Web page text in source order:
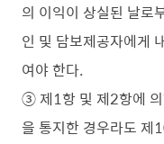
의 이익이 상실된 날로
인 및 담보제공자에게
여야 한다.
③ 제1항 및 제2항에 의
을 통지한 경우라도 제